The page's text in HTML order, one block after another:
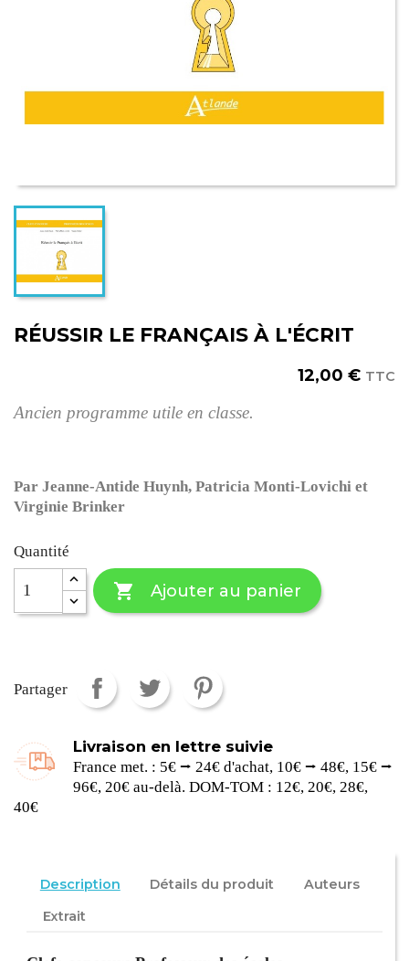
RÉUSSIR LE FRANÇAIS À L'ÉCRIT
12,00 € TTC
Ancien programme utile en classe.
Par Jeanne-Antide Huynh, Patricia Monti-Lovichi et
Virginie Brinker
Quantité
 Ajouter au panier
Partager
Livraison en lettre suivie
France met. : 5€ ⭢ 24€ d'achat, 10€ ⭢ 48€, 15€ ⭢
96€, 20€ au-delà. DOM-TOM : 12€, 20€, 28€,
40€
Description Détails du produit
Auteurs
Extrait